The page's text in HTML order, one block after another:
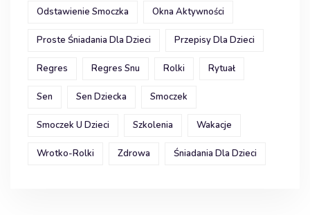
Odstawienie Smoczka Okna Aktywności
Proste Śniadania Dla Dzieci Przepisy Dla Dzieci
Regres Regres Snu Rolki Rytuał
Sen Sen Dziecka Smoczek
Smoczek U Dzieci Szkolenia Wakacje
Wrotko-Rolki Zdrowa Śniadania Dla Dzieci